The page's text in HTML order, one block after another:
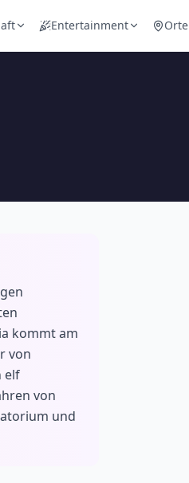
Entertainment Orte
kommt am
von
elf
von
und